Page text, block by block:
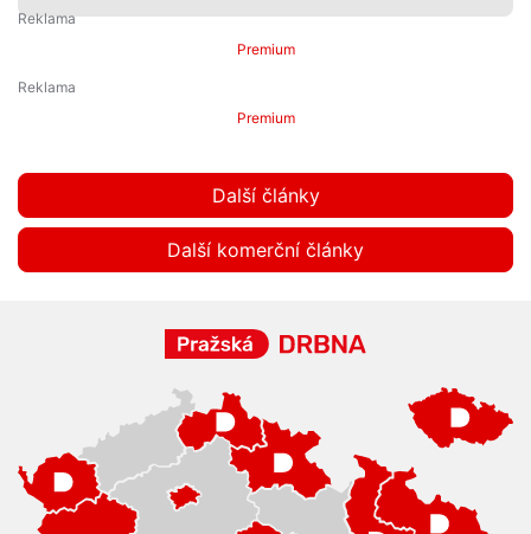
Premium
Premium
Další články
Další komerční články